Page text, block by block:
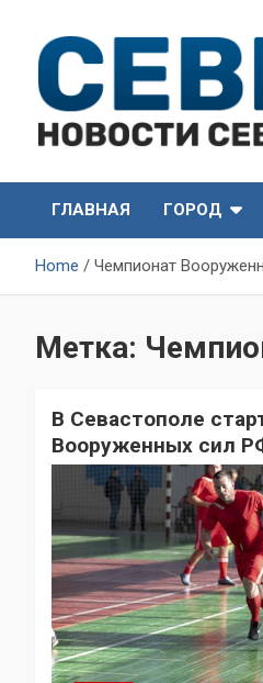
content
СевКор —
Севастополя
ГЛАВНАЯ
ГОРОД
Home Чемпионат
Метка:
В Севастополе
Вооруженных сил